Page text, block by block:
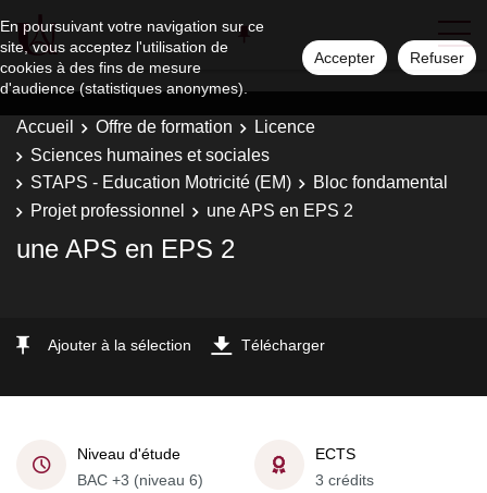
En poursuivant votre navigation sur ce
site, vous acceptez l'utilisation de
cookies à des fins de mesure
d'audience (statistiques anonymes).
Accepter Refuser
Accueil Offre de formation
Licence
Sciences humaines et sociales
STAPS - Education Motricité (EM)
Bloc fondamental
Projet professionnel
une APS en EPS 2
une APS en EPS 2
Ajouter à la sélection Télécharger
Niveau d'étude
BAC +3 (niveau 6)
ECTS
3 crédits